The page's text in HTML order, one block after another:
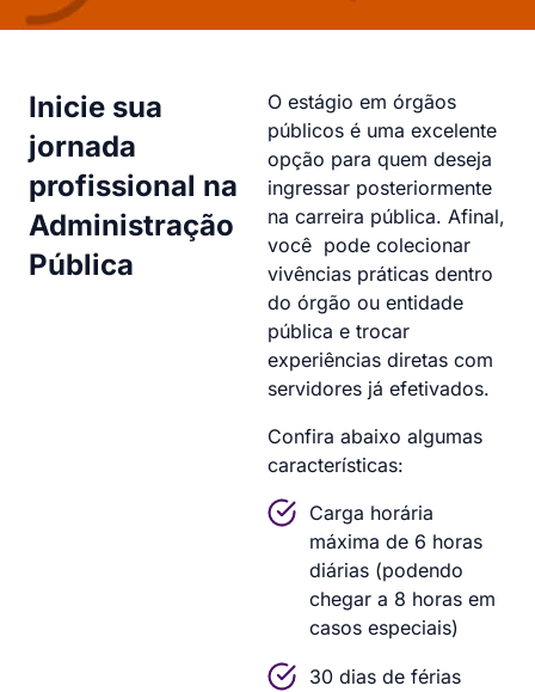
Inicie sua
jornada
profissional na
Administração
Pública
O estágio em órgãos
públicos é uma excelente
opção para quem deseja
ingressar posteriormente
na carreira pública. Afinal,
você pode colecionar
vivências práticas dentro
do órgão ou entidade
pública e trocar
experiências diretas com
servidores já efetivados.
Confira abaixo algumas
características:
Carga horária
máxima de 6 horas
diárias (podendo
chegar a 8 horas em
casos especiais)
30 dias de férias